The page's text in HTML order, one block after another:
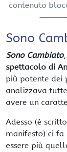
contenuto
Sono
Sono Cambiato
spettacolo di
più potente dei
analizzava
avere un
Adesso (è
manifesto) ci fa
essere più